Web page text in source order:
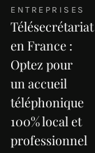
ENTREPRISES
Télésecrétariat
en France :
Optez pour
un accueil
téléphonique
100% local et
professionnel